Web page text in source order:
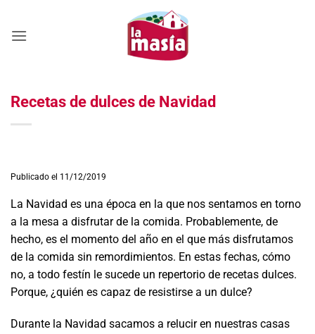
contenido
Recetas de dulces de Navidad
Publicado el 11/12/2019
La Navidad es una época en la que nos sentamos en torno
a la mesa a disfrutar de la comida. Probablemente, de
hecho, es el momento del año en el que más disfrutamos
de la comida sin remordimientos. En estas fechas, cómo
no, a todo festín le sucede un repertorio de recetas dulces.
Porque, ¿quién es capaz de resistirse a un dulce?
Durante la Navidad sacamos a relucir en nuestras casas